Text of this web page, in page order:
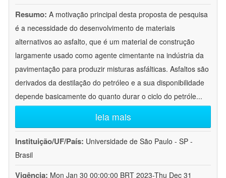
Resumo: A motivação principal desta proposta de pesquisa
é a necessidade do desenvolvimento de materiais
alternativos ao asfalto, que é um material de construção
largamente usado como agente cimentante na indústria da
pavimentação para produzir misturas asfálticas. Asfaltos são
derivados da destilação do petróleo e a sua disponibilidade
depende basicamente do quanto durar o ciclo do petróle...
leia mais
Instituição/UF/País: Universidade de São Paulo - SP -
Brasil
Vigência: Mon Jan 30 00:00:00 BRT 2023-Thu Dec 31